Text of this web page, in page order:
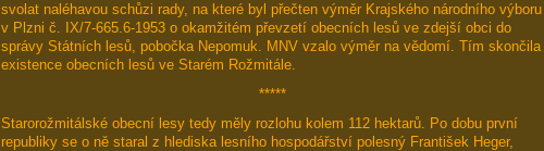
svolat naléhavou schůzi rady, na které byl přečten výměr Krajského národního výboru
v Plzni č. IX/7-665.6-1953 o okamžitém převzetí obecních lesů ve zdejší obci do
správy Státních lesů, pobočka Nepomuk. MNV vzalo výměr na vědomí. Tím skončila
existence obecních lesů ve Starém Rožmitále.
*****
Starorožmitálské obecní lesy tedy měly rozlohu kolem 112 hektarů. Po dobu první
republiky se o ně staral z hlediska lesního hospodářství polesný František Heger,